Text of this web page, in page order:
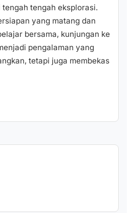
tengah eksplorasi.
yang matang dan
bersama, kunjungan ke
pengalaman yang
tetapi juga membekas